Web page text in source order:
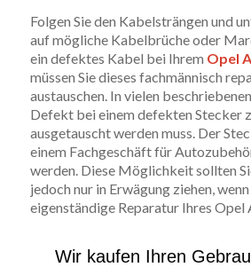
Folgen Sie den Kabelsträngen und
auf mögliche Kabelbrüche oder
ein defektes Kabel bei Ihrem Opel
müssen Sie dieses fachmännisch
austauschen. In vielen
Defekt bei einem defekten Stecker
ausgetauscht werden muss. Der
einem Fachgeschäft für
werden. Diese Möglichkeit sollten
jedoch nur in Erwägung ziehen,
eigenständige Reparatur Ihres Opel
Wir kaufen Ihren